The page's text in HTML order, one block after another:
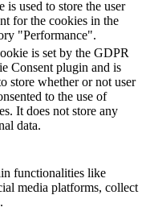
is used to store the user
for the cookies in the
"Performance".
is set by the GDPR
Consent plugin and is
store whether or not user
to the use of
It does not store any
data.
functionalities like
media platforms, collect